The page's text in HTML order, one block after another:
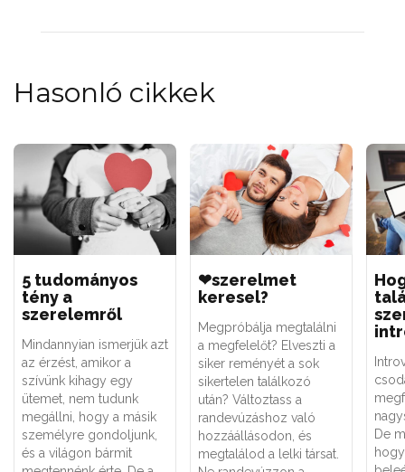
Hasonló cikkek
5 tudományos
tény a
szerelemről
Mindannyian ismerjük azt
az érzést, amikor a
szívünk kihagy egy
ütemet, nem tudunk
megállni, hogy a másik
személyre gondoljunk,
és a világon bármit
❤szerelmet
keresel?
Megpróbálja megtalálni
a megfelelőt? Elveszti a
siker reményét a sok
sikertelen találkozó
után? Változtass a
randevúzáshoz való
hozzáállásodon, és
megtalálod a lelki társat.
De